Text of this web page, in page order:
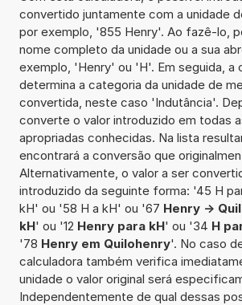
convertido juntamente com a unidade
por exemplo, '855 Henry'. Ao fazê-lo,
nome completo da unidade ou a sua
exemplo, 'Henry' ou 'H'. Em seguida, a
determina a categoria da unidade de
convertida, neste caso 'Indutância'.
converte o valor introduzido em todas
apropriadas conhecidas. Na lista
encontrará a conversão que
Alternativamente, o valor a ser
introduzido da seguinte forma: '45 H
kH' ou '58 H a kH' ou '67 Henry ->
kH' ou '12 Henry para kH' ou '34 H
'78 Henry em Quilohenry'. No caso
calculadora também verifica
unidade o valor original será
Independentemente de qual dessas